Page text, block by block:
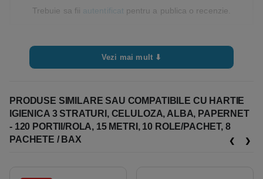
Trebuie sa fii autentificat pentru a publica o recenzie.
Vezi mai mult ⬇
PRODUSE SIMILARE SAU COMPATIBILE CU HARTIE
IGIENICA 3 STRATURI, CELULOZA, ALBA, PAPERNET
- 120 PORTII/ROLA, 15 METRI, 10 ROLE/PACHET, 8
PACHETE / BAX